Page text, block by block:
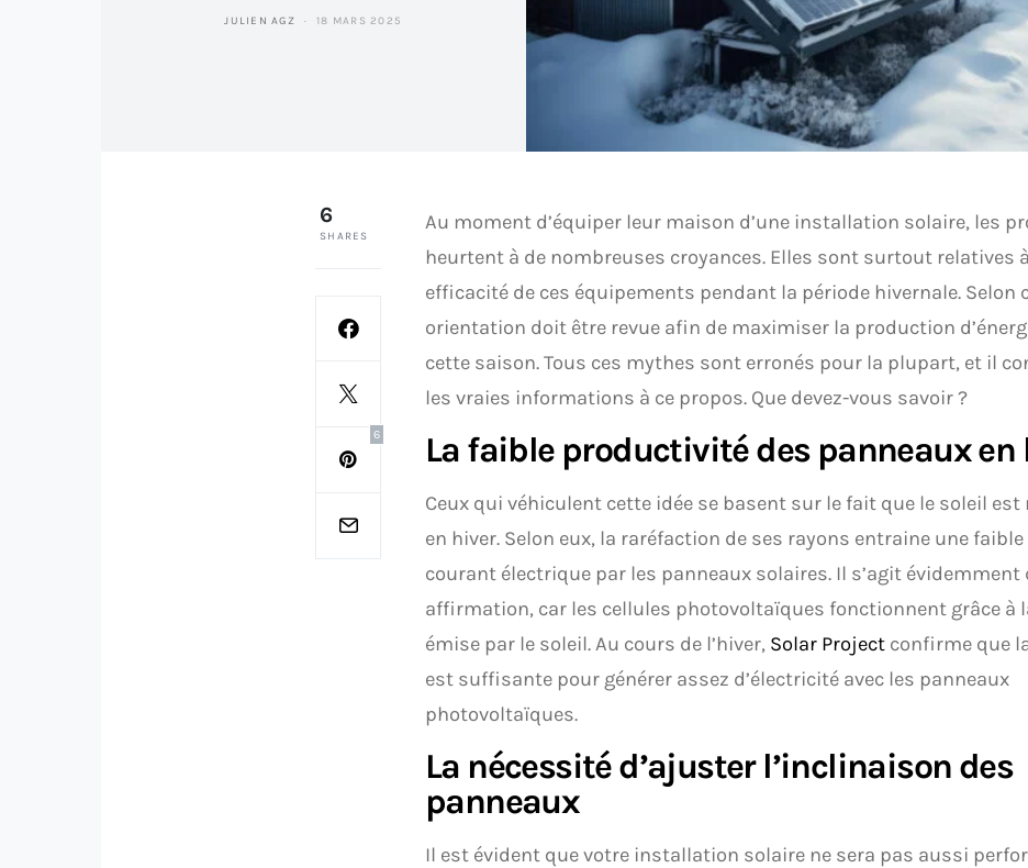
JULIEN AGZ 18 MARS 2025
6
SHARES
6
Au moment d’équiper leur maison d’une installation solaire, les
heurtent à de nombreuses croyances. Elles sont surtout relatives
efficacité de ces équipements pendant la période hivernale. Selon
orientation doit être revue afin de maximiser la production
cette saison. Tous ces mythes sont erronés pour la plupart, et il
les vraies informations à ce propos. Que devez-vous savoir ?
La faible productivité des panneaux en
Ceux qui véhiculent cette idée se basent sur le fait que le soleil
en hiver. Selon eux, la raréfaction de ses rayons entraine une
courant électrique par les panneaux solaires. Il s’agit évidemment
affirmation, car les cellules photovoltaïques fonctionnent grâce à
émise par le soleil. Au cours de l’hiver, Solar Project confirme que
est suffisante pour générer assez d’électricité avec les panneaux
photovoltaïques.
La nécessité d’ajuster l’inclinaison des
panneaux
Il est évident que votre installation solaire ne sera pas aussi